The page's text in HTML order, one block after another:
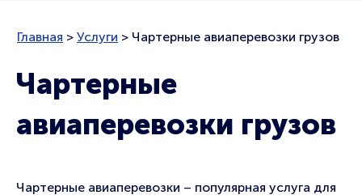
Главная > Услуги > Чартерные авиаперевозки грузов
Чартерные
авиаперевозки грузов
Чартерные авиаперевозки – популярная услуга для